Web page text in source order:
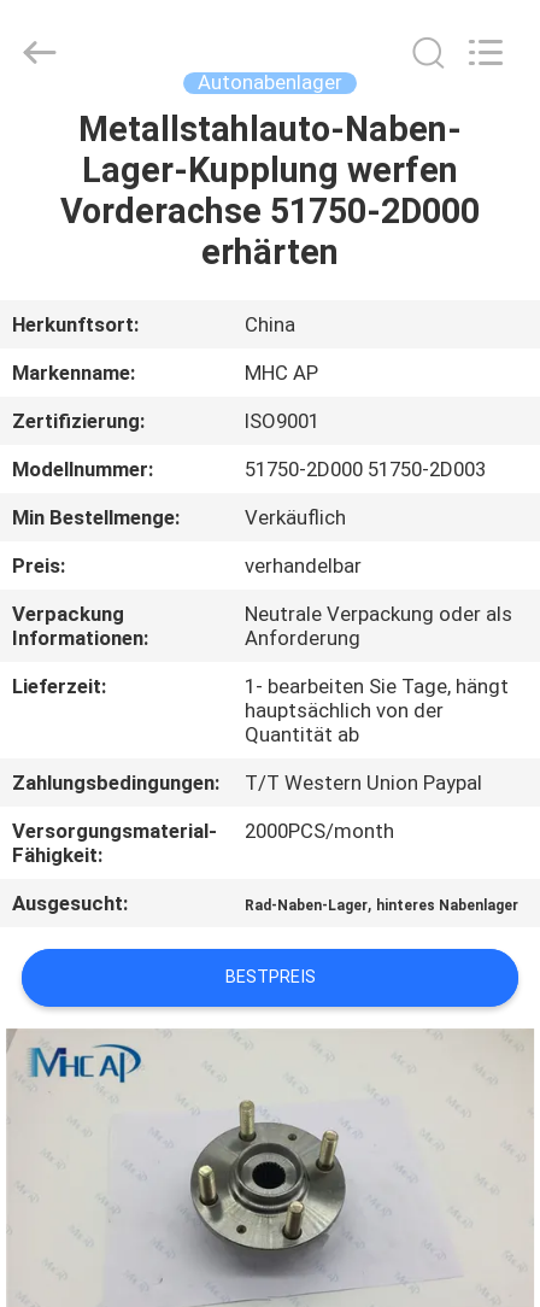
HEIM
PRODUKTE
UNS
AUSFLUG
QUALITÄTSKONTROLLE
KONTAKTIERE
UNS
EIN
ZITAT
SITEMAP
PRIVACY
POLICY
Parts
Limited.
Autonabenlager
Metallstahlauto-Naben-
Lager-Kupplung werfen
Vorderachse 51750-2D000
erhärten
Herkunftsort:
China
Markenname:
MHC AP
Zertifizierung:
ISO9001
Modellnummer:
51750-2D000 51750-2D003
Min Bestellmenge:
Verkäuflich
Preis:
verhandelbar
Verpackung
Informationen:
Neutrale Verpackung oder als
Anforderung
Lieferzeit:
1- bearbeiten Sie Tage, hängt
hauptsächlich von der
Quantität ab
Zahlungsbedingungen:
T/T Western Union Paypal
Versorgungsmaterial-
Fähigkeit:
2000PCS/month
Ausgesucht: Rad-Naben-Lager, hinteres Nabenlager
BESTPREIS